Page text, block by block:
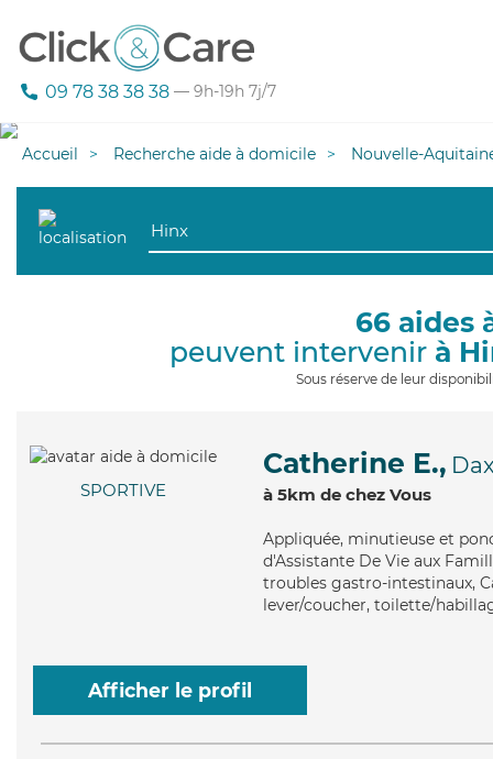
09 78 38 38 38 — 9h-19h 7j/7
Accueil Recherche aide à domicile Nouvelle-
66 aides
peuvent intervenir à
Sous réserve de leur
SPORTIVE
Catherine E., Dax
à 5km de chez Vous
Appliquée, minutieuse et
d'Assistante De Vie aux
troubles gastro-intestinaux,
lever/coucher, toilette/
Afficher le profil